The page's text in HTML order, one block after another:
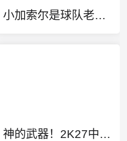
小加索尔是球队老板！三届扣篮王麦克朗加盟西班牙赫罗纳俱乐部
神的武器！2K27中距离投篮能力值前十：SGA一枝独秀 KD并列第三